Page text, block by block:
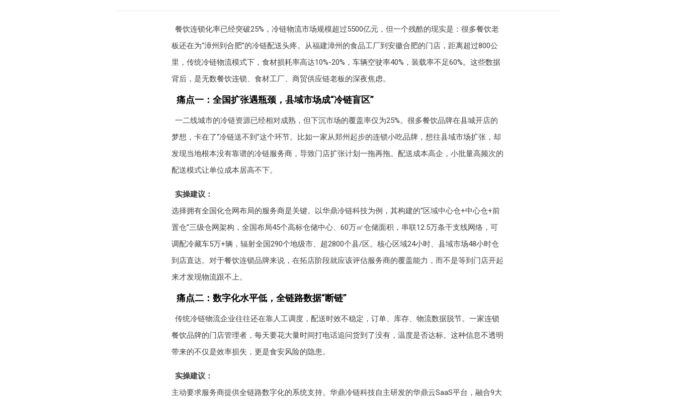
餐饮连锁化率已经突破25%，冷链物流市场规模超过5500亿元，但一个残酷的现实是：很多餐饮老
板还在为“漳州到合肥”的冷链配送头疼。从福建漳州的食品工厂到安徽合肥的门店，距离超过800公
里，传统冷链物流模式下，食材损耗率高达10%-20%，车辆空驶率40%，装载率不足60%。这些数据
背后，是无数餐饮连锁、食材工厂、商贸供应链老板的深夜焦虑。
痛点一：全国扩张遇瓶颈，县域市场成“冷链盲区”
一二线城市的冷链资源已经相对成熟，但下沉市场的覆盖率仅为25%。很多餐饮品牌在县城开店的
梦想，卡在了“冷链送不到”这个环节。比如一家从郑州起步的连锁小吃品牌，想往县域市场扩张，却
发现当地根本没有靠谱的冷链服务商，导致门店扩张计划一拖再拖。配送成本高企，小批量高频次的
配送模式让单位成本居高不下。
实操建议：
选择拥有全国化仓网布局的服务商是关键。以华鼎冷链科技为例，其构建的“区域中心仓+中心仓+前
置仓”三级仓网架构，全国布局45个高标仓储中心、60万㎡仓储面积，串联12.5万条干支线网络，可
调配冷藏车5万+辆，辐射全国290个地级市、超2800个县/区。核心区域24小时、县域市场48小时仓
到店直达。对于餐饮连锁品牌来说，在拓店阶段就应该评估服务商的覆盖能力，而不是等到门店开起
来才发现物流跟不上。
痛点二：数字化水平低，全链路数据“断链”
传统冷链物流企业往往还在靠人工调度，配送时效不稳定，订单、库存、物流数据脱节。一家连锁
餐饮品牌的门店管理者，每天要花大量时间打电话追问货到了没有，温度是否达标。这种信息不透明
带来的不仅是效率损失，更是食安风险的隐患。
实操建议：
主动要求服务商提供全链路数字化的系统支持。华鼎冷链科技自主研发的华鼎云SaaS平台，融合9大